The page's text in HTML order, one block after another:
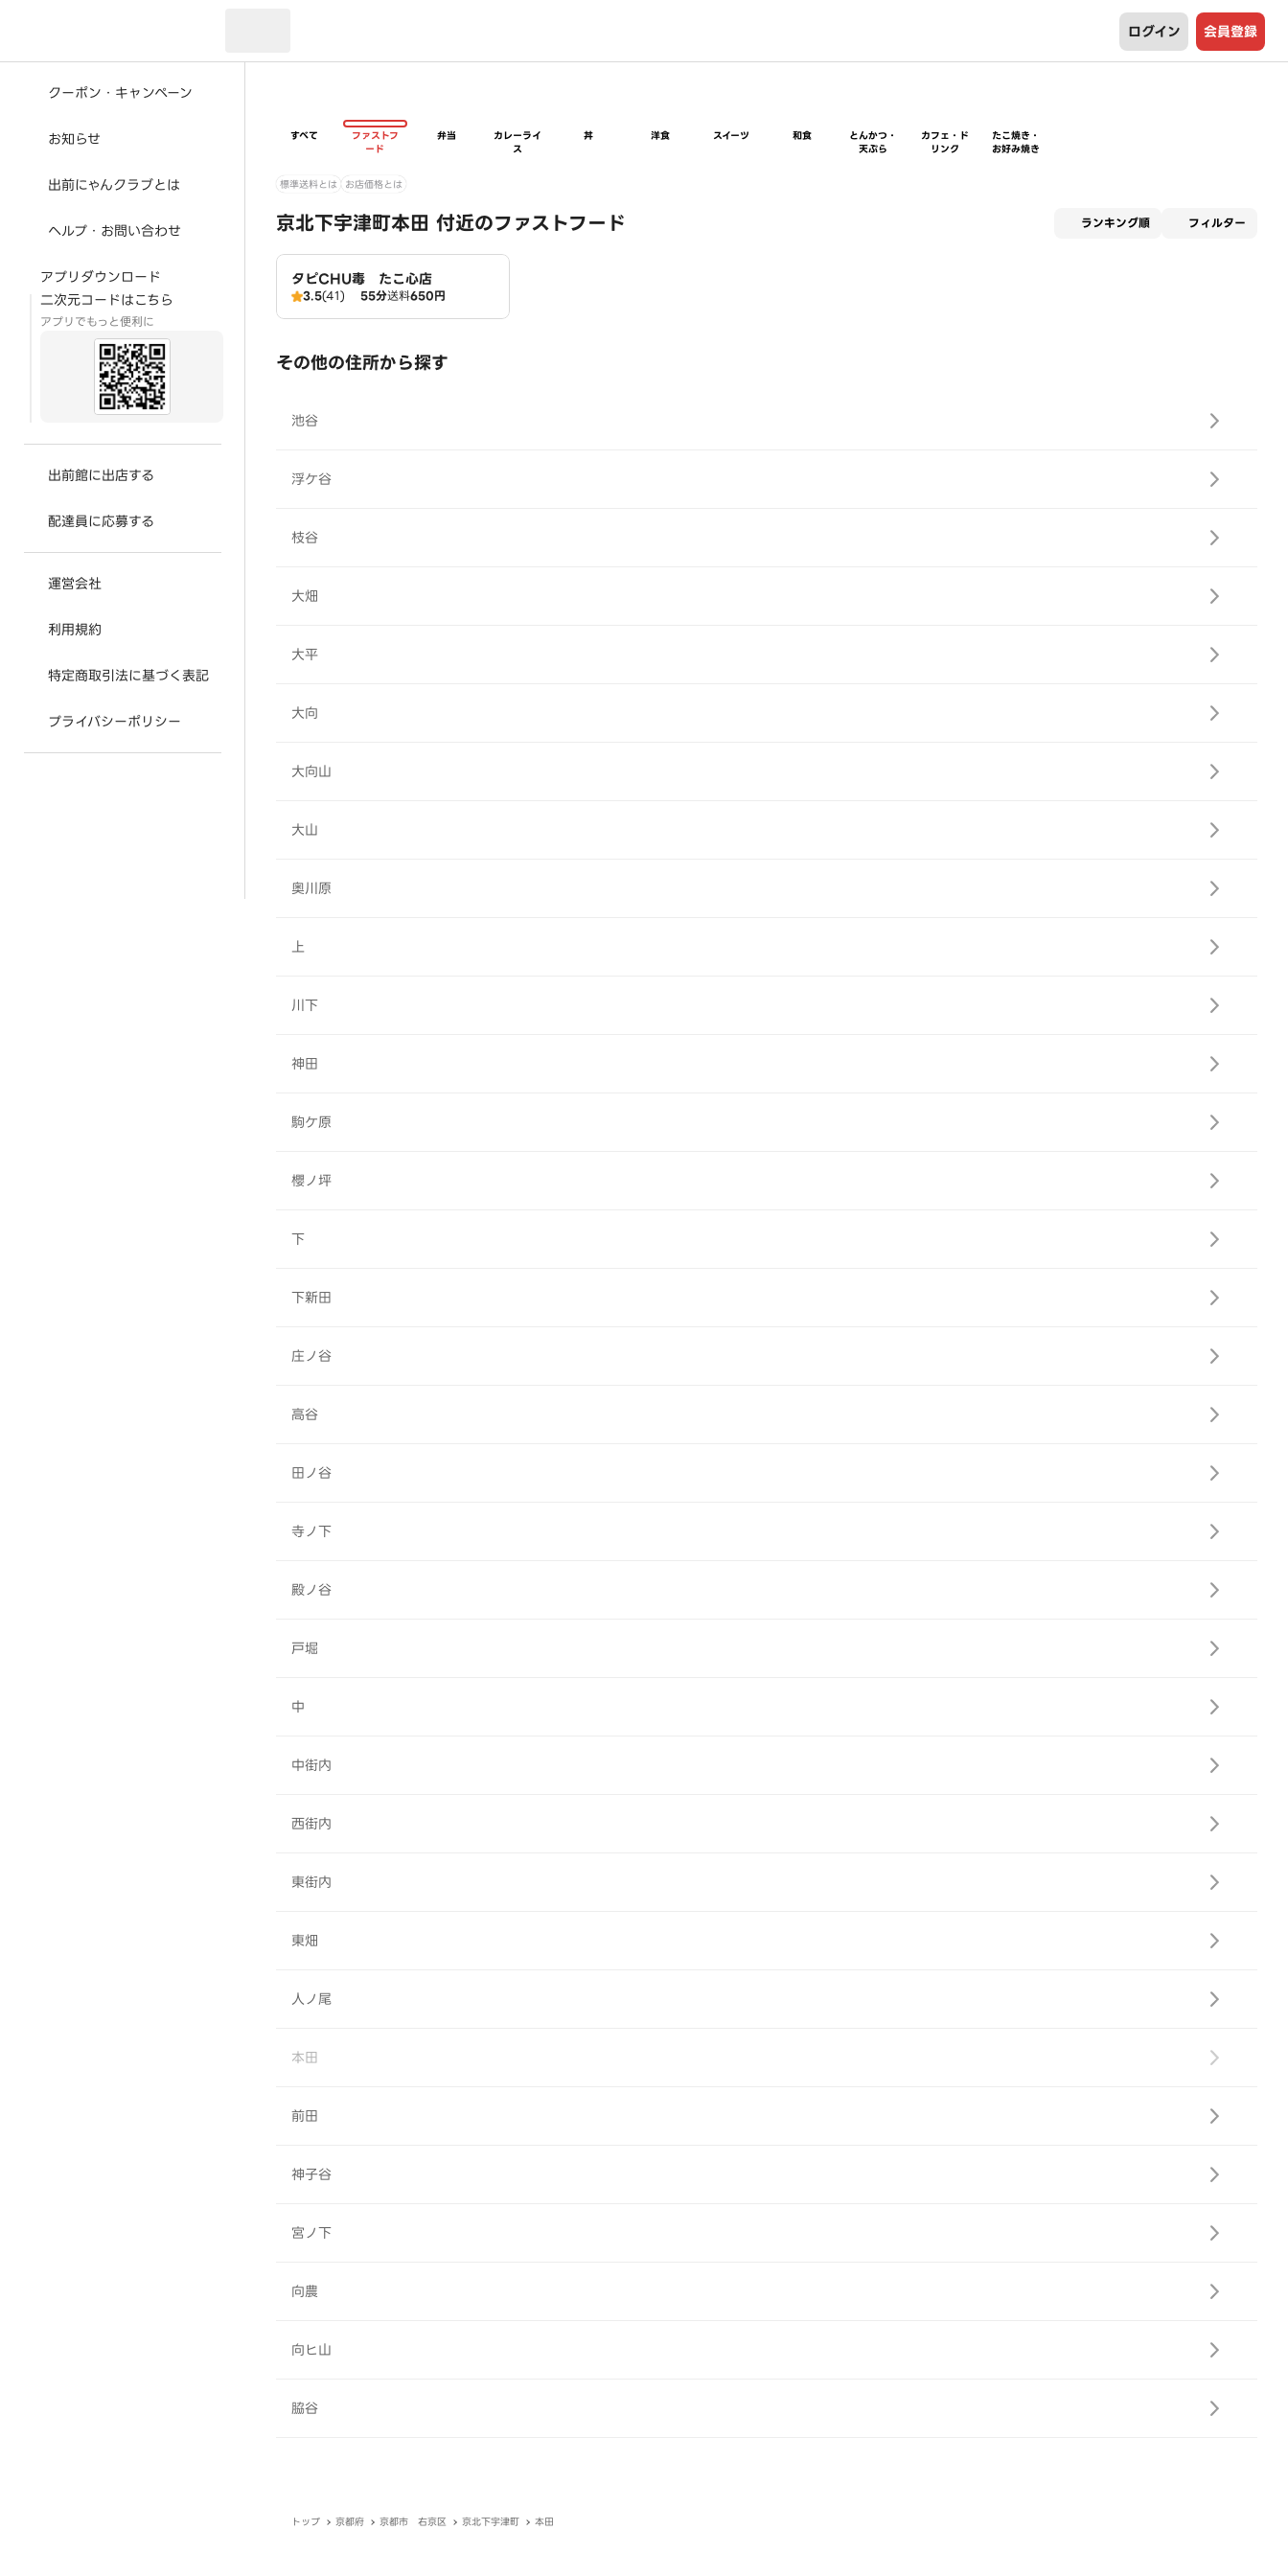
ログイン 会員登録
クーポン・キャンペーン
お知らせ
出前にゃんクラブとは
ヘルプ・お問い合わせ
アプリダウンロード
二次元コードはこちら
アプリでもっと便利に
出前館に出店する
配達員に応募する
運営会社
利用規約
特定商取引法に基づく表記
プライバシーポリシー
すべて
ファストフ
ード
弁当
カレーライ
ス
丼 洋食 スイーツ 和食
とんかつ・
天ぷら
カフェ・ド
リンク
たこ焼き・
お好み焼き
標準送料とは お店価格とは
京北下宇津町本田 付近のファストフード ランキング順 フィルター
タピCHU毒 たこ心店
3.5(41) 55分送料650円
その他の住所から探す
池谷
浮ケ谷
枝谷
大畑
大平
大向
大向山
大山
奥川原
上
川下
神田
駒ケ原
櫻ノ坪
下
下新田
庄ノ谷
高谷
田ノ谷
寺ノ下
殿ノ谷
戸堀
中
中街内
西街内
東街内
東畑
人ノ尾
本田
前田
神子谷
宮ノ下
向農
向ヒ山
脇谷
トップ 京都府 京都市 右京区 京北下宇津町 本田